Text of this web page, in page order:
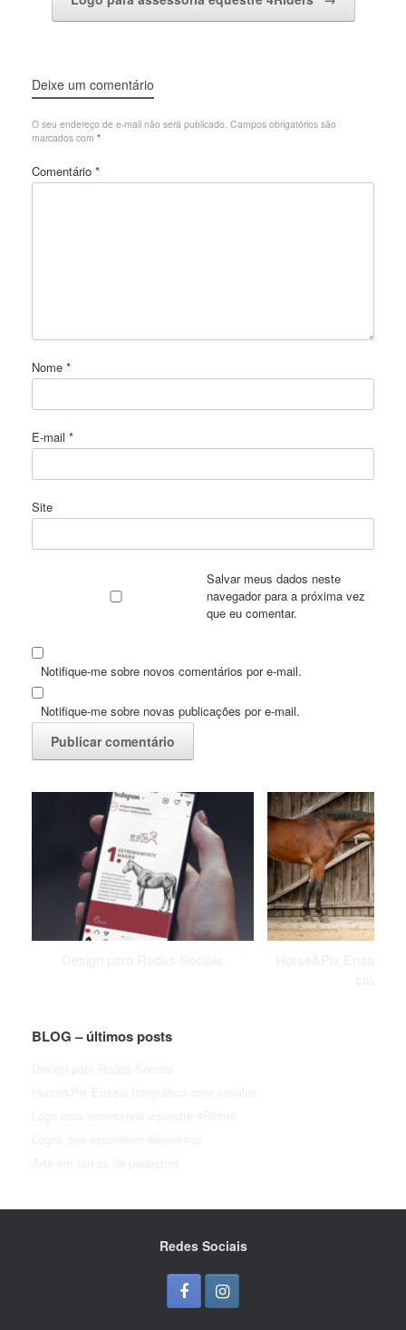
Deixe um comentário
O seu endereço de e-mail não será publicado. Campos obrigatórios são
marcados com *
Comentário *
Nome *
E-mail *
Site
Salvar meus dados neste
navegador para a próxima vez
que eu comentar.
Notifique-me sobre novos comentários por e-mail.
Notifique-me sobre novas publicações por e-mail.
Design para Redes Sociais
Horse&Pix Ensaio
cavalos
BLOG – últimos posts
Design para Redes Sociais
Horse&Pix Ensaio fotográfico com cavalos
Logo para assessoria equestre 4Riders
Logos que escondem elementos
Arte em faixas de pedestres
Redes Sociais